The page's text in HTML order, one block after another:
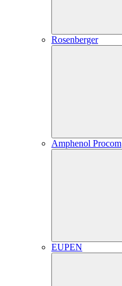
Rosenberger
Amphenol Procom
EUPEN